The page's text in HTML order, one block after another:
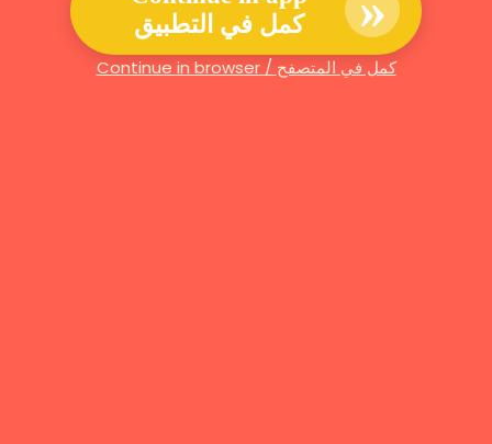
كمل في التطبيق
Continue in browser / كمل في المتصفح